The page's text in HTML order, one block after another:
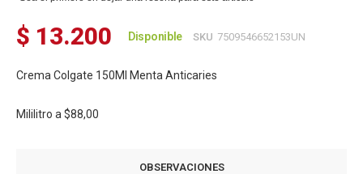
$ 13.200 Disponible SKU 7509546652153UN
Crema Colgate 150Ml Menta Anticaries
Mililitro a $88,00
OBSERVACIONES